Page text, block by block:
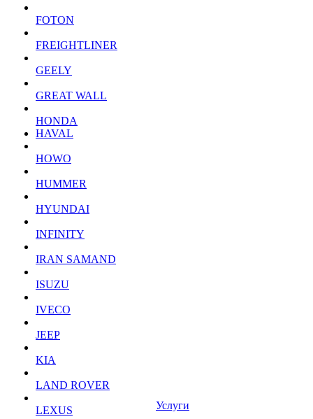
FOTON
FREIGHTLINER
GEELY
GREAT WALL
HONDA
HAVAL
HOWO
HUMMER
HYUNDAI
INFINITY
IRAN SAMAND
ISUZU
IVECO
JEEP
KIA
LAND ROVER
LEXUS
Услуги